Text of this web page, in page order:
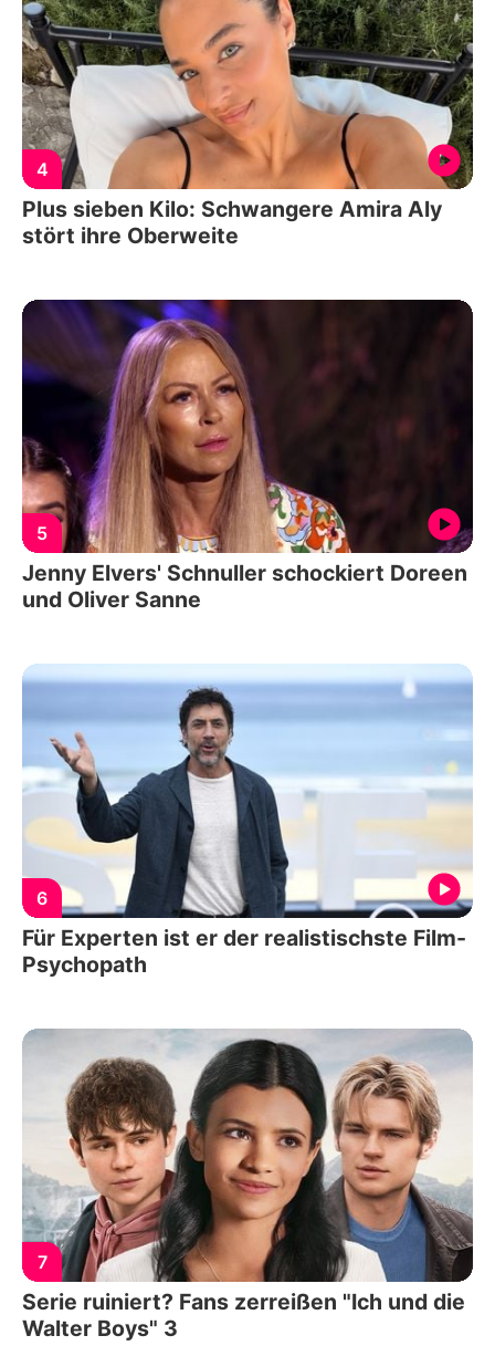
4
Plus sieben Kilo: Schwangere Amira Aly
stört ihre Oberweite
5
Jenny Elvers' Schnuller schockiert Doreen
und Oliver Sanne
6
Für Experten ist er der realistischste Film-
Psychopath
7
Serie ruiniert? Fans zerreißen "Ich und die
Walter Boys" 3